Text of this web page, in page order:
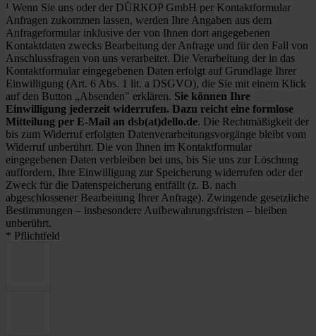
¹ Wenn Sie uns oder der DÜRKOP GmbH per Kontaktformular
Anfragen zukommen lassen, werden Ihre Angaben aus dem
Anfrageformular inklusive der von Ihnen dort angegebenen
Kontaktdaten zwecks Bearbeitung der Anfrage und für den Fall von
Anschlussfragen von uns verarbeitet. Die Verarbeitung der in das
Kontaktformular eingegebenen Daten erfolgt auf Grundlage Ihrer
Einwilligung (Art. 6 Abs. 1 lit. a DSGVO), die Sie mit einem Klick
auf den Button „Absenden" erklären. Sie können Ihre
Einwilligung jederzeit widerrufen. Dazu reicht eine formlose
Mitteilung per E-Mail an dsb(at)dello.de. Die Rechtmäßigkeit der
bis zum Widerruf erfolgten Datenverarbeitungsvorgänge bleibt vom
Widerruf unberührt. Die von Ihnen im Kontaktformular
eingegebenen Daten verbleiben bei uns, bis Sie uns zur Löschung
auffordern, Ihre Einwilligung zur Speicherung widerrufen oder der
Zweck für die Datenspeicherung entfällt (z. B. nach
abgeschlossener Bearbeitung Ihrer Anfrage). Zwingende gesetzliche
Bestimmungen – insbesondere Aufbewahrungsfristen – bleiben
unberührt.
* Pflichtfeld